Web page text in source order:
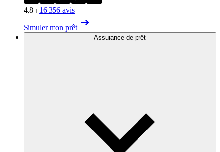
4,8 ⏐ 16 356 avis
Simuler mon prêt
Assurance de prêt